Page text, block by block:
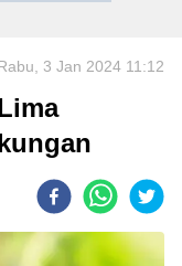
3 Jan 2024 11:12